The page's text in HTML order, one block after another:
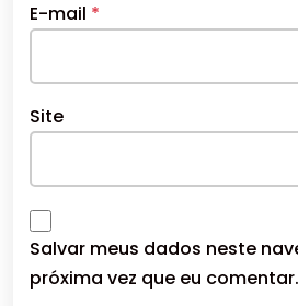
E-mail *
Site
Salvar meus dados neste
próxima vez que eu comentar.